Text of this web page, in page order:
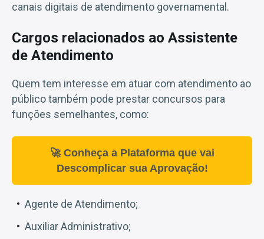
canais digitais de atendimento governamental.
Cargos relacionados ao Assistente
de Atendimento
Quem tem interesse em atuar com atendimento ao
público também pode prestar concursos para
funções semelhantes, como:
🚀 Conheça a Plataforma que vai
Descomplicar sua Aprovação!
Agente de Atendimento;
Auxiliar Administrativo;